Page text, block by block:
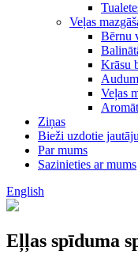
Veļas
Bērnu
Krāsu
Veļas
Ziņas
Bieži uzdotie
Par mums
Sazinieties ar mums
English
Eļļas spīduma